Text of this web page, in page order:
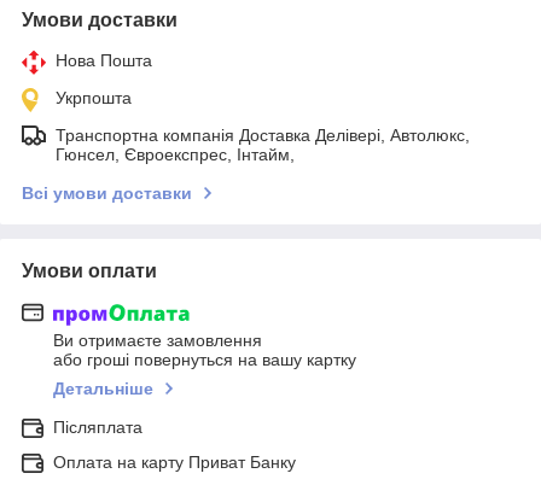
Умови доставки
Нова Пошта
Укрпошта
Транспортна компанія Доставка Делівері, Автолюкс,
Гюнсел, Євроекспрес, Інтайм,
Всі умови доставки
Умови оплати
Ви отримаєте замовлення
або гроші повернуться на вашу картку
Детальніше
Післяплата
Оплата на карту Приват Банку